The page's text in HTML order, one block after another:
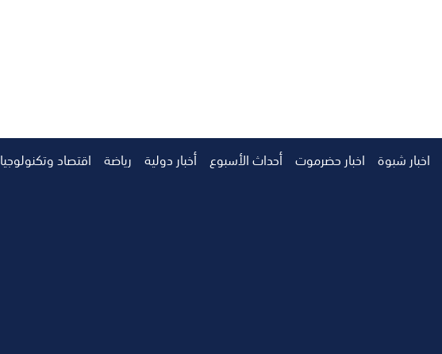
اخبار شبوة اخبار حضرموت أحداث الأسبوع أخبار دولية رياضة اقتصاد وتكنولوجيا